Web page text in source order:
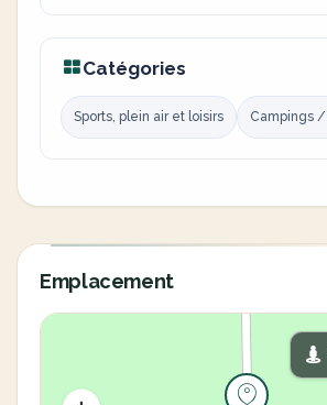
Catégories
Sports, plein air et loisirs Campings /
Emplacement